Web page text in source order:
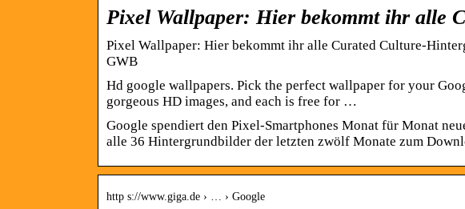
Pixel Wallpaper: Hier bekommt ihr alle
Pixel Wallpaper: Hier bekommt ihr alle Curated Culture-
GWB
Hd google wallpapers. Pick the perfect wallpaper for your
gorgeous HD images, and each is free for …
Google spendiert den Pixel-Smartphones Monat für Monat
alle 36 Hintergrundbilder der letzten zwölf Monate zum
http s://www.giga.de › … › Google